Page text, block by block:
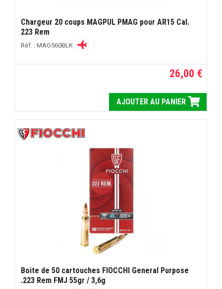
Chargeur 20 coups MAGPUL PMAG pour AR15 Cal.
223 Rem
Réf. : MAG560BLK
26,00 €
AJOUTER AU PANIER
Boite de 50 cartouches FIOCCHI General Purpose
.223 Rem FMJ 55gr / 3,6g